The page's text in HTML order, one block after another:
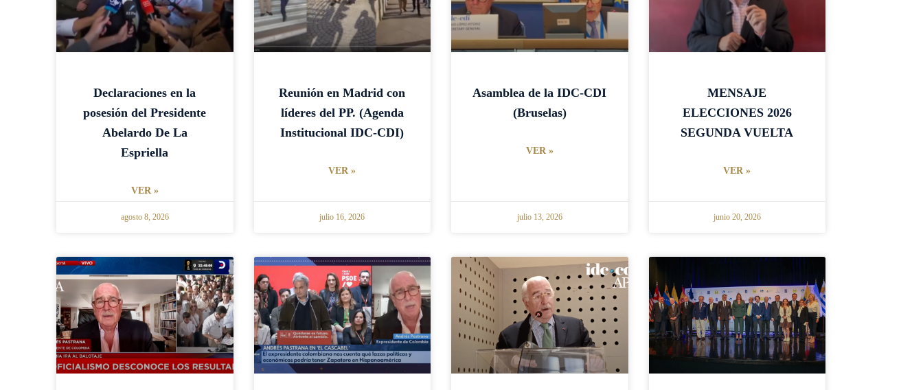
Declaraciones en la
posesión del Presidente
Abelardo De La
Espriella
VER »
agosto 8, 2026
Reunión en Madrid con
líderes del PP. (Agenda
Institucional IDC-CDI)
VER »
julio 16, 2026
Asamblea de la IDC-CDI
(Bruselas)
VER »
julio 13, 2026
MENSAJE
ELECCIONES 2026
SEGUNDA VUELTA
VER »
junio 20, 2026
i
a
i
a
i
n
a